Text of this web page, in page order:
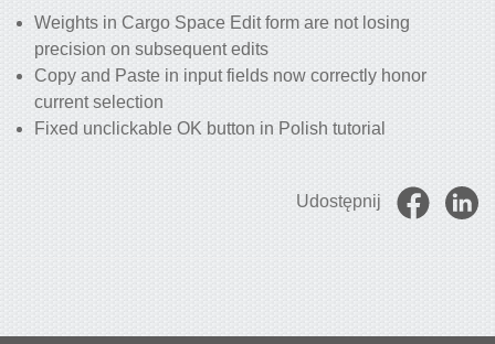
Weights in Cargo Space Edit form are not losing
precision on subsequent edits
Copy and Paste in input fields now correctly honor
current selection
Fixed unclickable OK button in Polish tutorial
Udostępnij